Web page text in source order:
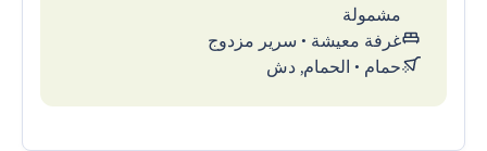
مشمولة
غرفة معيشة • سرير مزدوج
حمام • الحمام, دش